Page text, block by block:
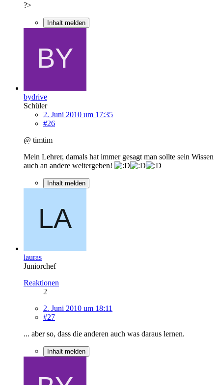
?>
Inhalt melden
bydrive
Schüler
2. Juni 2010 um 17:35
#26
@ timtim
Mein Lehrer, damals hat immer gesagt man sollte sein Wissen
auch an andere weitergeben!
Inhalt melden
lauras
Juniorchef
Reaktionen
2
2. Juni 2010 um 18:11
#27
... aber so, dass die anderen auch was daraus lernen.
Inhalt melden